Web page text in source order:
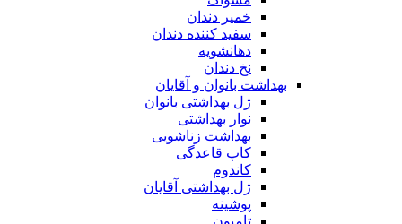
خمیر دندان
سفید کننده دندان
دهانشویه
نخ دندان
بهداشت بانوان و آقایان
ژل بهداشتی بانوان
نوار بهداشتی
بهداشت زناشویی
کاپ قاعدگی
کاندوم
ژل بهداشتی آقایان
پوشینه
تامپون